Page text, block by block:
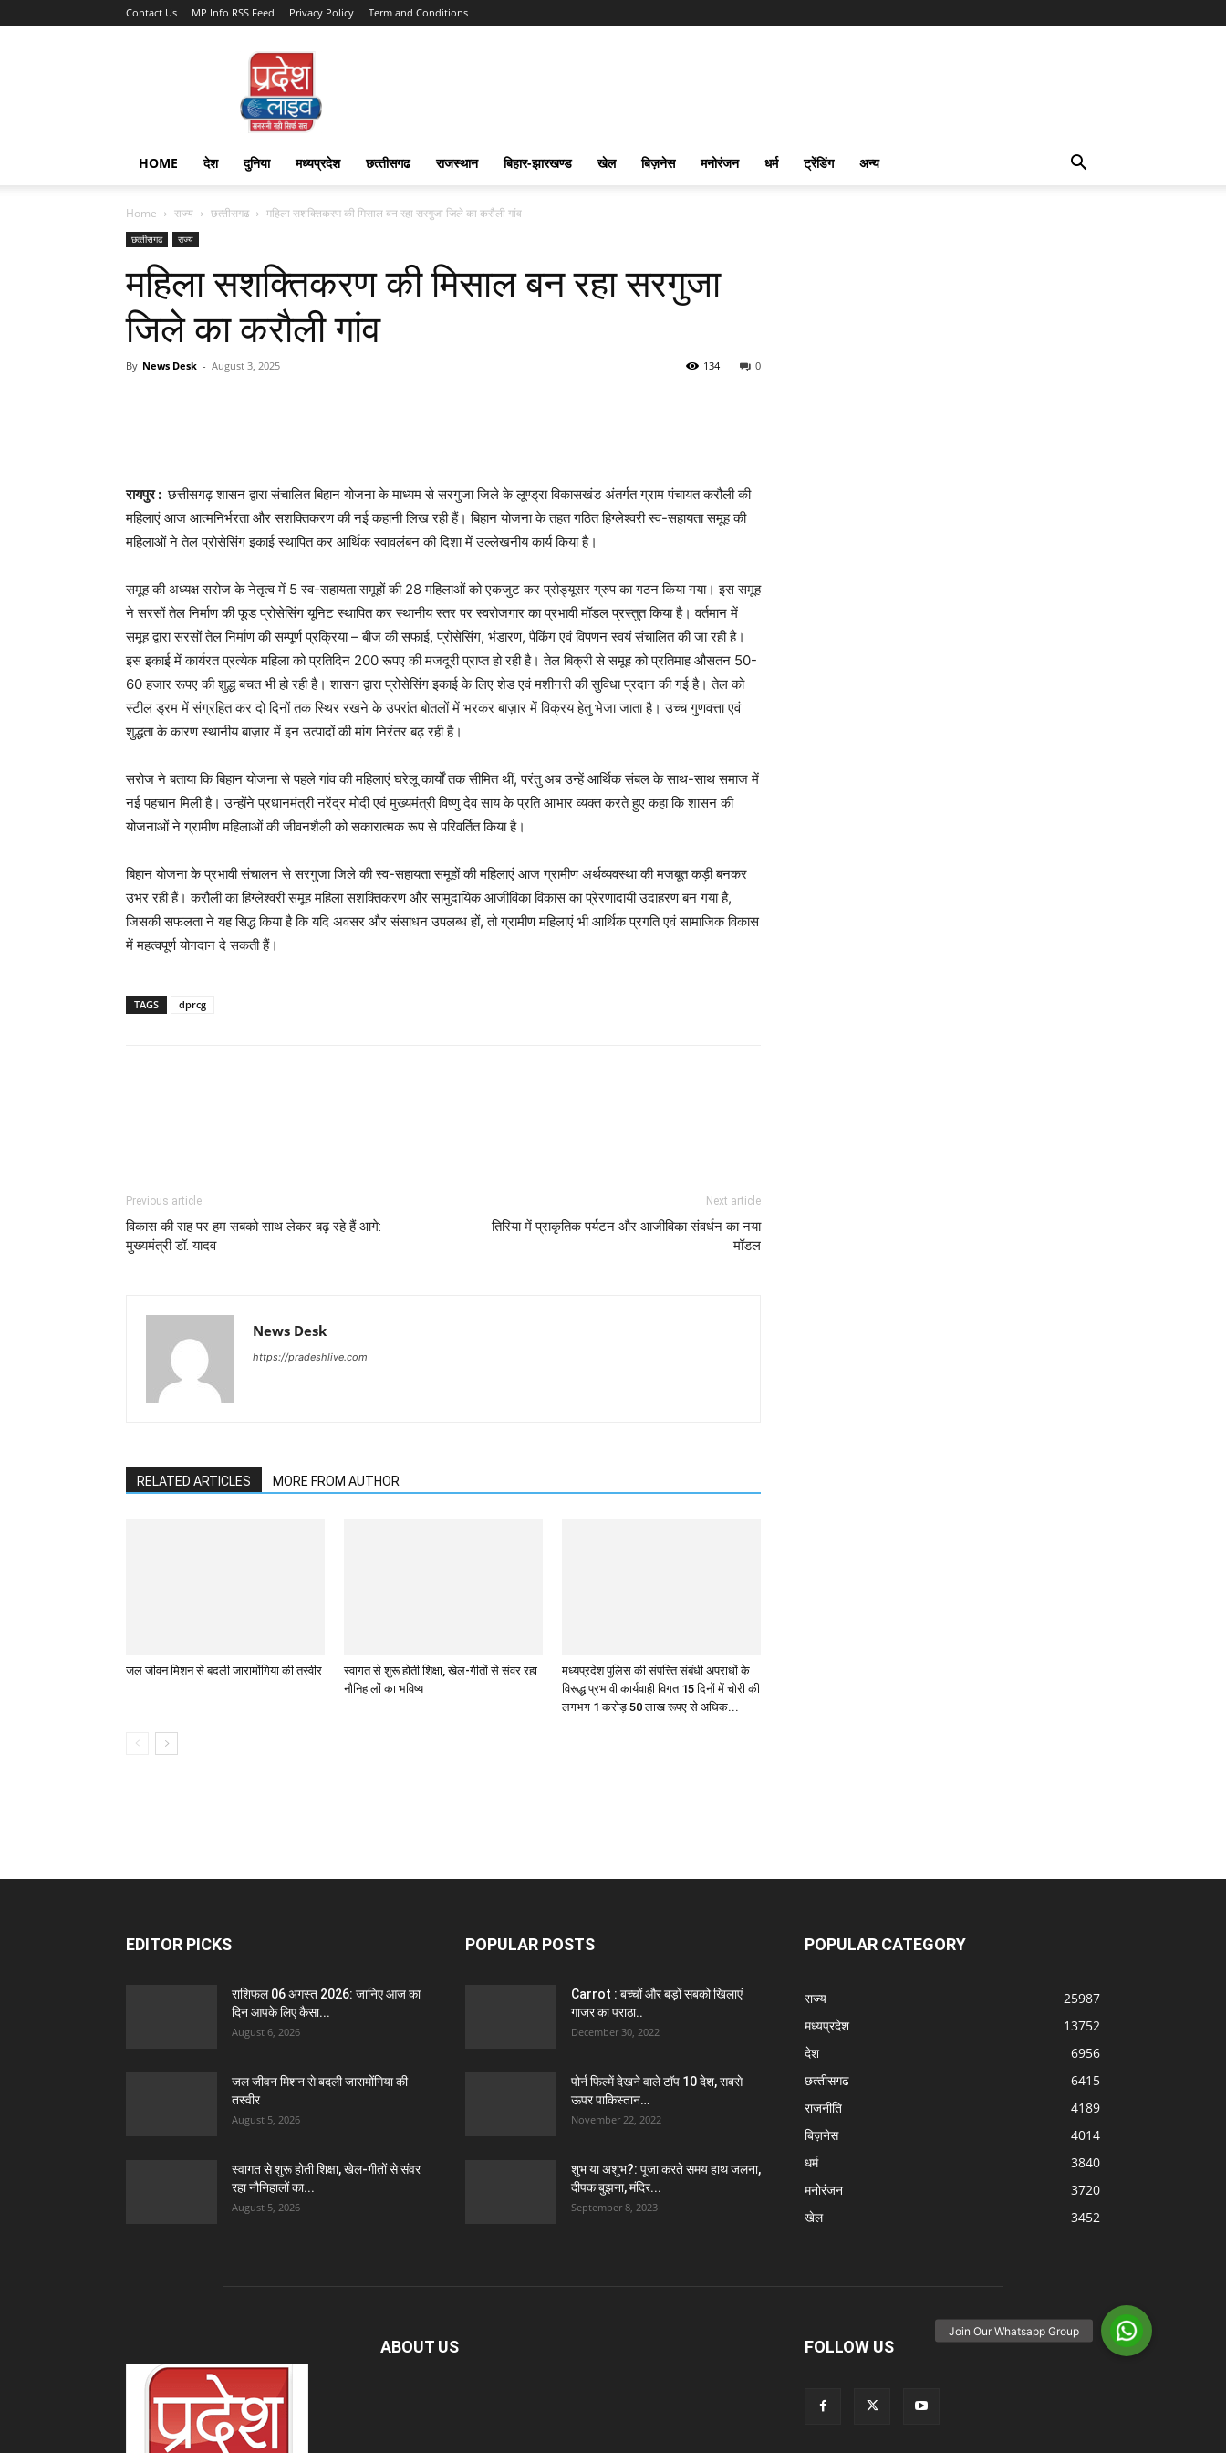
Contact Us MP Info RSS Feed Privacy Policy Term and Conditions
Pradesh
Live
HOME देश दुनिया मध्यप्रदेश छत्‍तीसगढ राजस्‍थान बिहार-झारखण्‍ड खेल बिज़नेस मनोरंजन धर्म ट्रेंडिंग अन्य
Home राज्‍य छत्‍तीसगढ महिला सशक्तिकरण की मिसाल बन रहा सरगुजा जिले का करौली गांव
छत्‍तीसगढ राज्‍य
महिला सशक्तिकरण की मिसाल बन रहा सरगुजा
जिले का करौली गांव
By News Desk - August 3, 2025 0
134
रायपुर : छत्तीसगढ़ शासन द्वारा संचालित बिहान योजना के माध्यम से सरगुजा जिले के लूण्ड्रा विकासखंड अंतर्गत ग्राम पंचायत करौली की
महिलाएं आज आत्मनिर्भरता और सशक्तिकरण की नई कहानी लिख रही हैं। बिहान योजना के तहत गठित हिग्लेश्वरी स्व-सहायता समूह की
महिलाओं ने तेल प्रोसेसिंग इकाई स्थापित कर आर्थिक स्वावलंबन की दिशा में उल्लेखनीय कार्य किया है।
समूह की अध्यक्ष सरोज के नेतृत्व में 5 स्व-सहायता समूहों की 28 महिलाओं को एकजुट कर प्रोड्यूसर ग्रुप का गठन किया गया। इस समूह
ने सरसों तेल निर्माण की फूड प्रोसेसिंग यूनिट स्थापित कर स्थानीय स्तर पर स्वरोजगार का प्रभावी मॉडल प्रस्तुत किया है। वर्तमान में
समूह द्वारा सरसों तेल निर्माण की सम्पूर्ण प्रक्रिया – बीज की सफाई, प्रोसेसिंग, भंडारण, पैकिंग एवं विपणन स्वयं संचालित की जा रही है।
इस इकाई में कार्यरत प्रत्येक महिला को प्रतिदिन 200 रूपए की मजदूरी प्राप्त हो रही है। तेल बिक्री से समूह को प्रतिमाह औसतन 50-
60 हजार रूपए की शुद्ध बचत भी हो रही है। शासन द्वारा प्रोसेसिंग इकाई के लिए शेड एवं मशीनरी की सुविधा प्रदान की गई है। तेल को
स्टील ड्रम में संग्रहित कर दो दिनों तक स्थिर रखने के उपरांत बोतलों में भरकर बाज़ार में विक्रय हेतु भेजा जाता है। उच्च गुणवत्ता एवं
शुद्धता के कारण स्थानीय बाज़ार में इन उत्पादों की मांग निरंतर बढ़ रही है।
सरोज ने बताया कि बिहान योजना से पहले गांव की महिलाएं घरेलू कार्यों तक सीमित थीं, परंतु अब उन्हें आर्थिक संबल के साथ-साथ समाज में
नई पहचान मिली है। उन्होंने प्रधानमंत्री नरेंद्र मोदी एवं मुख्यमंत्री विष्णु देव साय के प्रति आभार व्यक्त करते हुए कहा कि शासन की
योजनाओं ने ग्रामीण महिलाओं की जीवनशैली को सकारात्मक रूप से परिवर्तित किया है।
बिहान योजना के प्रभावी संचालन से सरगुजा जिले की स्व-सहायता समूहों की महिलाएं आज ग्रामीण अर्थव्यवस्था की मजबूत कड़ी बनकर
उभर रही हैं। करौली का हिग्लेश्वरी समूह महिला सशक्तिकरण और सामुदायिक आजीविका विकास का प्रेरणादायी उदाहरण बन गया है,
जिसकी सफलता ने यह सिद्ध किया है कि यदि अवसर और संसाधन उपलब्ध हों, तो ग्रामीण महिलाएं भी आर्थिक प्रगति एवं सामाजिक विकास
में महत्वपूर्ण योगदान दे सकती हैं।
TAGS dprcg
Previous article
विकास की राह पर हम सबको साथ लेकर बढ़ रहे हैं आगे:
मुख्यमंत्री डॉ. यादव
Next article
तिरिया में प्राकृतिक पर्यटन और आजीविका संवर्धन का नया
मॉडल
News Desk
https://pradeshlive.com
RELATED ARTICLES MORE FROM AUTHOR
जल जीवन मिशन से बदली जारामोंगिया की तस्वीर
स्वागत से शुरू होती शिक्षा, खेल-गीतों से संवर रहा
नौनिहालों का भविष्य
मध्यप्रदेश पुलिस की संपत्त्ति संबंधी अपराधों के
विरूद्ध प्रभावी कार्यवाही विगत 15 दिनों में चोरी की
लगभग 1 करोड़ 50 लाख रूपए से अधिक...
EDITOR PICKS
राशिफल 06 अगस्त 2026: जानिए आज का
दिन आपके लिए कैसा...
August 6, 2026
जल जीवन मिशन से बदली जारामोंगिया की
तस्वीर
August 5, 2026
स्वागत से शुरू होती शिक्षा, खेल-गीतों से संवर
रहा नौनिहालों का...
August 5, 2026
POPULAR POSTS
Carrot : बच्चों और बड़ों सबको खिलाएं
गाजर का पराठा..
December 30, 2022
पोर्न फिल्में देखने वाले टॉप 10 देश, सबसे
ऊपर पाकिस्तान…
November 22, 2022
शुभ या अशुभ?: पूजा करते समय हाथ जलना,
दीपक बुझना, मंदिर...
September 8, 2023
POPULAR CATEGORY
राज्‍य
25987
मध्यप्रदेश
13752
देश
6956
छत्‍तीसगढ
6415
राजनीति
4189
बिज़नेस
4014
धर्म
3840
मनोरंजन
3720
खेल
3452
ABOUT US FOLLOW US